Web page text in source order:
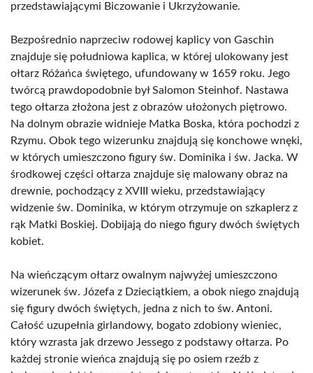
przedstawiającymi Biczowanie i Ukrzyżowanie.
Bezpośrednio naprzeciw rodowej kaplicy von Gaschin
znajduje się południowa kaplica, w której ulokowany jest
ołtarz Różańca świętego, ufundowany w 1659 roku. Jego
twórcą prawdopodobnie był Salomon Steinhof. Nastawa
tego ołtarza złożona jest z obrazów ułożonych piętrowo.
Na dolnym obrazie widnieje Matka Boska, która pochodzi z
Rzymu. Obok tego wizerunku znajdują się konchowe wnęki,
w których umieszczono figury św. Dominika i św. Jacka. W
środkowej części ołtarza znajduje się malowany obraz na
drewnie, pochodzący z XVIII wieku, przedstawiający
widzenie św. Dominika, w którym otrzymuje on szkaplerz z
rąk Matki Boskiej. Dobijają do niego figury dwóch świętych
kobiet.
Na wieńczącym ołtarz owalnym najwyżej umieszczono
wizerunek św. Józefa z Dzieciątkiem, a obok niego znajdują
się figury dwóch świętych, jedna z nich to św. Antoni.
Całość uzupełnia girlandowy, bogato zdobiony wieniec,
który wzrasta jak drzewo Jessego z podstawy ołtarza. Po
każdej stronie wieńca znajdują się po osiem rzeźb z